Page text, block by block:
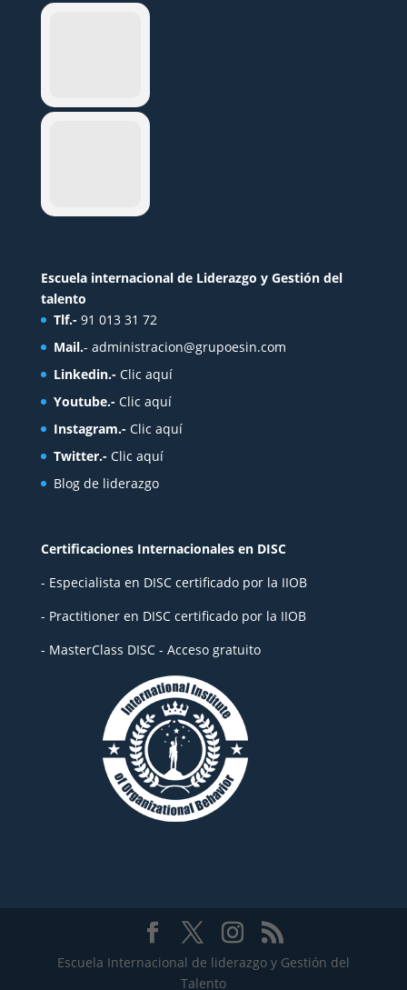
Escuela internacional de Liderazgo y Gestión del
talento
Tlf.- 91 013 31 72
Mail.- administracion@grupoesin.com
Linkedin.- Clic aquí
Youtube.- Clic aquí
Instagram.- Clic aquí
Twitter.- Clic aquí
Blog de liderazgo
Certificaciones Internacionales en DISC
- Especialista en DISC certificado por la IIOB
- Practitioner en DISC certificado por la IIOB
- MasterClass DISC - Acceso gratuito
Escuela Internacional de liderazgo y Gestión del
Talento